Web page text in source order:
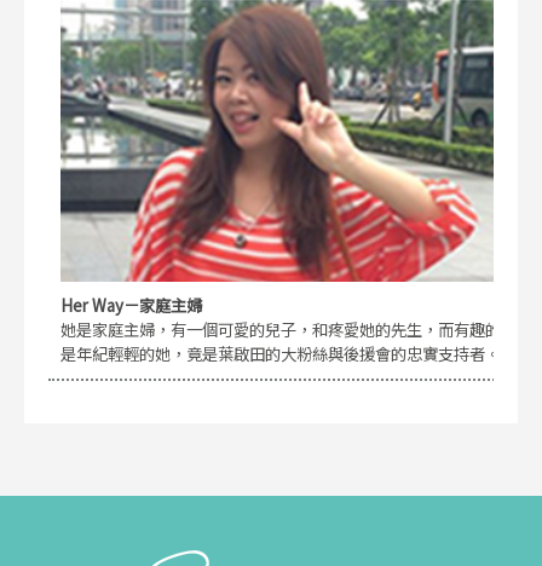
Her Way－家庭主婦
她是家庭主婦，有一個可愛的兒子，和疼愛她的先生，而有趣的
是年紀輕輕的她，竟是葉啟田的大粉絲與後援會的忠實支持者。